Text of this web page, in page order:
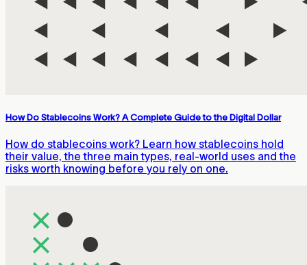
How Do Stablecoins Work? A Complete Guide to the Digital Dollar
How do stablecoins work? Learn how stablecoins hold
their value, the three main types, real-world uses and the
risks worth knowing before you rely on one.